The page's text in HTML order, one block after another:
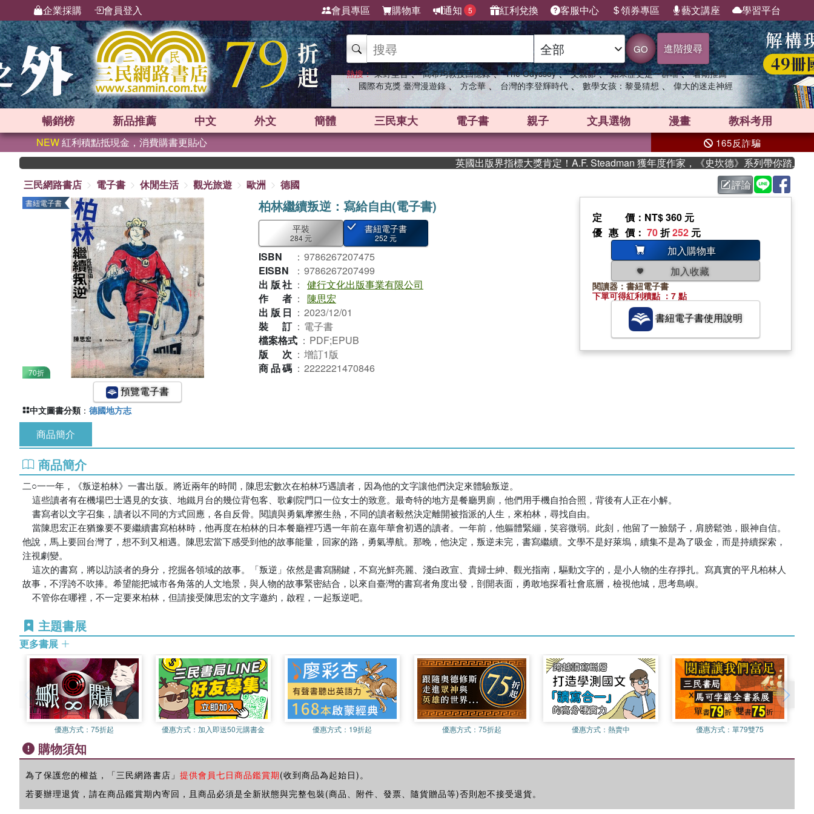
企業採購 會員登入 會員專區 購物車 通知 5 紅利兌換 客服中心 領券專區 藝文講座 學習平台
GO 進階搜尋
熱搜： 東野圭吾 、 高希均教授回憶錄 、 The Odyssey 、 父親節 、 如果歷史是一群喵 、 暑期推薦
、 國際布克獎 臺灣漫遊錄 、 方念華 、 台灣的李登輝時代 、 數學女孩：黎曼猜想 、 偉大的迷走神經
暢銷榜 新品推薦 中文 外文 簡體 三民東大 電子書 親子 文具選物 漫畫 教科考用
NEW紅利積點抵現金，消費購書更貼心 165反詐騙
英國出版界指標大獎肯定！A.F. Steadman 獲年度作家，《史坎德》系列帶你踏上熱血奇
三民網路書店
電子書 休閒生活 觀光旅遊 歐洲 德國 評論
書紐電子書
70折
預覽電子書
柏林繼續叛逆：寫給自由(電子書)
平裝
284 元
書紐電子書
252 元
ISBN ： 9786267207475
EISBN
： 9786267207499
出版社 ： 健行文化出版事業有限公司
作者 ： 陳思宏
出版日 ： 2023/12/01
裝訂 ： 電子書
檔案格式 ： PDF;EPUB
版次 ： 增訂1版
商品碼 ： 2222221470846
定價 ：NT$ 360 元
優惠價 ： 70折252 元
加入購物車
加入收藏
閱讀器：書紐電子書
下單可得紅利積點 ：7 點
書紐電子書使用說明
中文圖書分類 ： 德國地方志
商品簡介
商品簡介
二○一一年，《叛逆柏林》一書出版。將近兩年的時間，陳思宏數次在柏林巧遇讀者，因為他的文字讓他們決定來體驗叛逆。
他說，馬上要回台灣了，想不到又相遇。陳思宏當下感受到他的故事能量，回家的路，勇氣導航。那晚，他決定，叛逆未完，書寫繼續。文學不是好萊塢，續集不是為了吸金，而是持續探索，
注視劇變。
故事，不浮誇不吹捧。希望能把城市各角落的人文地景，與人物的故事緊密結合，以來自臺灣的書寫者角度出發，剖開表面，勇敢地探看社會底層，檢視他城，思考島嶼。
    不管你在哪裡，不一定要來柏林，但請接受陳思宏的文字邀約，啟程，一起叛逆吧。
主題書展
更多書展
優惠方式： 75折起 優惠方式： 加入即送50元購書金 優惠方式： 19折起 優惠方式： 75折起 優惠方式： 熱賣中 優惠方式：單79雙75
購物須知
為了保護您的權益，「三民網路書店」 提供會員七日商品鑑賞期(收到商品為起始日)。
若要辦理退貨，請在商品鑑賞期內寄回，且商品必須是全新狀態與完整包裝(商品、附件、發票、隨貨贈品等)否則恕不接受退貨。